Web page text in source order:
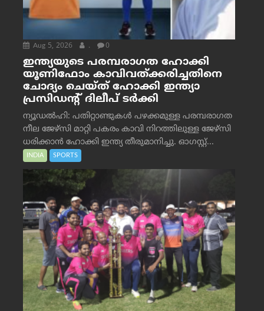
Aug 5, 2026 . 0
ഇന്ത്യയുടെ പരമ്പരാഗത ഹോക്കി
യൂണിഫോം കാവിവത്ക്കരിച്ചതിനെ
ചോദ്യം ചെയ്ത് ഹോക്കി ഇന്ത്യാ
പ്രസിഡന്റ് ദിലീപ് ടര്‍ക്കി
ന്യൂഡൽഹി: പതിറ്റാണ്ടുകൾ പഴക്കമുള്ള പരമ്പരാഗത
നീല ജേഴ്‌സി മാറ്റി പകരം കാവി നിറത്തിലുള്ള ജേഴ്‌സി
ധരിക്കാൻ ഹോക്കി ഇന്ത്യ തീരുമാനിച്ചു. ഓഗസ്റ്റ്...
INDIA SPORTS